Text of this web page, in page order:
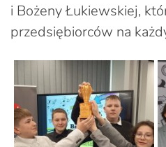
i Bożeny Łukiewskiej,
przedsiębiorców na